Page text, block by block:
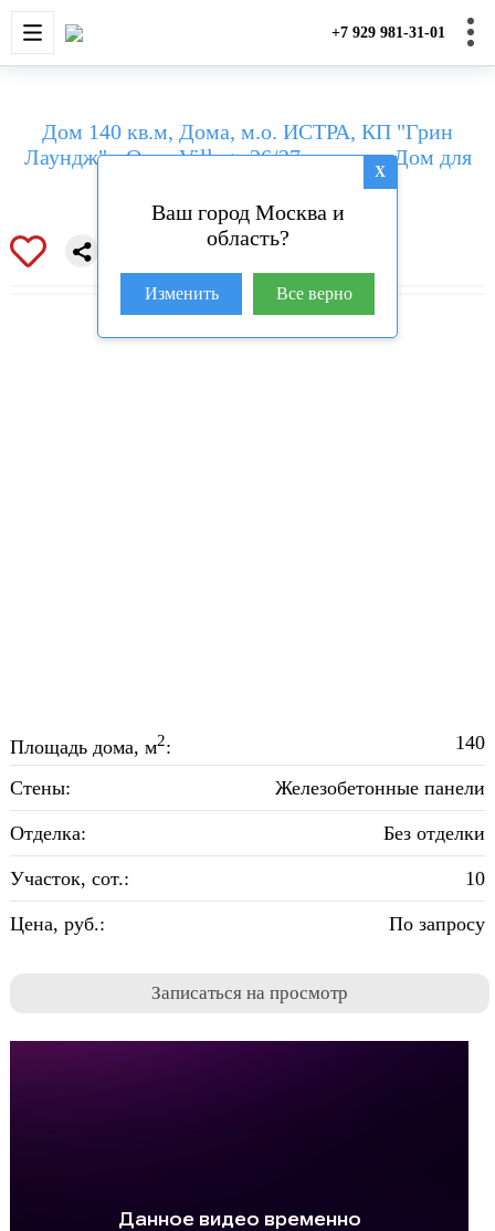
+7 929 981-31-01
НОВОСТРОЙКИ ДОМА И
X
Ваш город Москва и
область?
Изменить Все верно
Дом 140 кв.м, Дома, м.о. ИСТРА, КП "Грин
Лаундж" - Open Village 26/27, проект «Дом для
Площадь дома, м2: 140
Стены: Железобетонные панели
Отделка: Без отделки
Участок, сот.: 10
Цена, руб.: По запросу
Записаться на просмотр